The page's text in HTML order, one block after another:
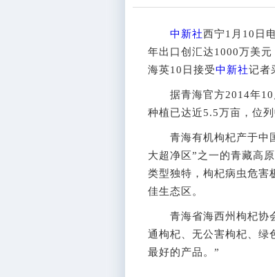
中新社西宁1月10日
年出口创汇达1000万美
海英10日接受中新社记者
据青海官方2014年10
种植已达近5.5万亩，位列
青海有机枸杞产于中
大超净区”之一的青藏高
类型独特，枸杞病虫危害
佳生态区。
青海省海西州枸杞协会
通枸杞、无公害枸杞、绿
最好的产品。”